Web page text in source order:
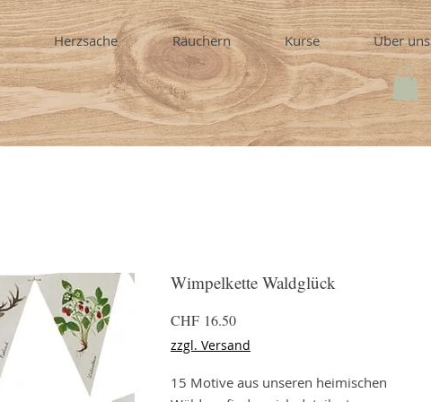
Herzsache Räuchern Kurse Über uns
Wimpelkette Waldglück
CHF 16.50Preis
zzgl. Versand
15 Motive aus unseren heimischen